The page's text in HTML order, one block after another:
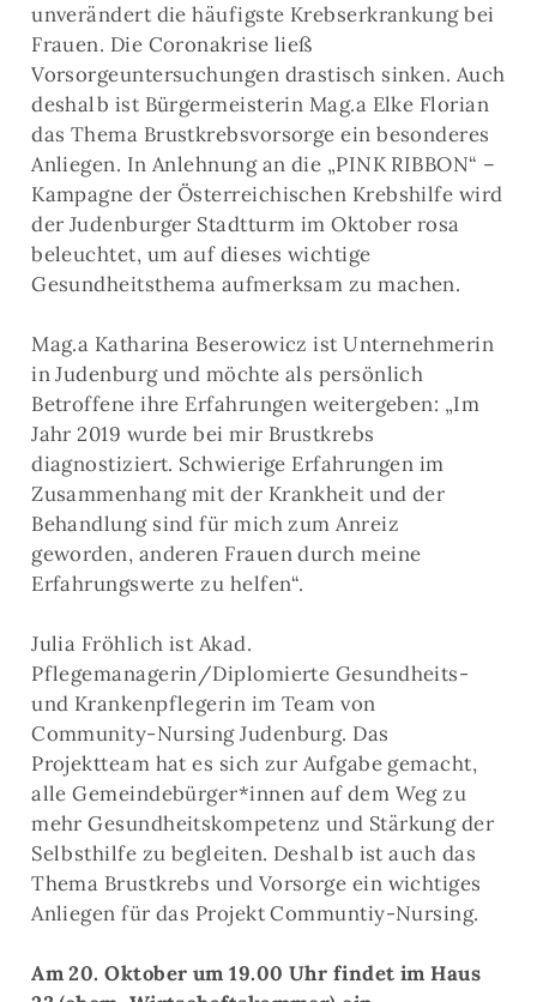
unverändert die häufigste Krebserkrankung bei
Frauen. Die Coronakrise ließ
Vorsorgeuntersuchungen drastisch sinken. Auch
deshalb ist Bürgermeisterin Mag.a Elke Florian
das Thema Brustkrebsvorsorge ein besonderes
Anliegen. In Anlehnung an die „PINK RIBBON“ –
Kampagne der Österreichischen Krebshilfe wird
der Judenburger Stadtturm im Oktober rosa
beleuchtet, um auf dieses wichtige
Gesundheitsthema aufmerksam zu machen.
Mag.a Katharina Beserowicz ist Unternehmerin
in Judenburg und möchte als persönlich
Betroffene ihre Erfahrungen weitergeben: „Im
Jahr 2019 wurde bei mir Brustkrebs
diagnostiziert. Schwierige Erfahrungen im
Zusammenhang mit der Krankheit und der
Behandlung sind für mich zum Anreiz
geworden, anderen Frauen durch meine
Erfahrungswerte zu helfen“.
Julia Fröhlich ist Akad.
Pflegemanagerin/Diplomierte Gesundheits-
und Krankenpflegerin im Team von
Community-Nursing Judenburg. Das
Projektteam hat es sich zur Aufgabe gemacht,
alle Gemeindebürger*innen auf dem Weg zu
mehr Gesundheitskompetenz und Stärkung der
Selbsthilfe zu begleiten. Deshalb ist auch das
Thema Brustkrebs und Vorsorge ein wichtiges
Anliegen für das Projekt Communtiy-Nursing.
Am 20. Oktober um 19.00 Uhr findet im Haus